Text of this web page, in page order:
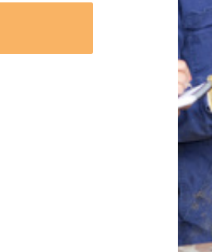
Unternehmen lohnt, wie man sich
vorbereitet und wie ein Vorab-Anruf